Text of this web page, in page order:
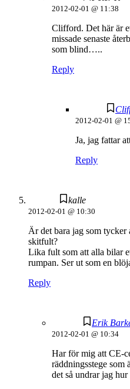
2012-02-01 @ 11:38
Clifford. Det här är
missade senaste
som blind…..
Reply
2012-02-01 @
Ja, jag fattar
Reply
kalle
2012-02-01 @ 10:30
Är det bara jag som
skitfult?
Lika fult som att alla bilar
rumpan. Ser ut som en
Reply
Erik
2012-02-01 @ 10:34
Har för mig att CE-
räddningsstege som
det så undrar jag